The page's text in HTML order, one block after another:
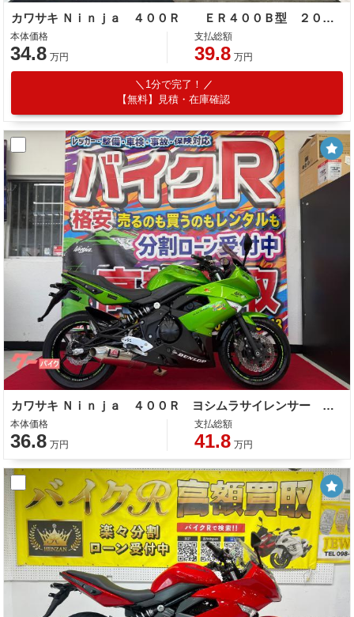
カワサキ Ｎｉｎｊａ ４００Ｒ ＥＲ４００Ｂ型 ２０１３年モデル 社外スクリーン 社外レバー 他改造有
本体価格
34.8 万円
支払総額
39.8 万円
1分で完了！
【無料】見積・在庫確認
カワサキ Ｎｉｎｊａ ４００Ｒ ヨシムラサイレンサー 社外ブレーキレバー ＥＴＣ付き
本体価格
36.8 万円
支払総額
41.8 万円